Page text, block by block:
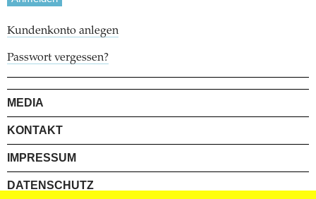
Kundenkonto anlegen
Passwort vergessen?
MEDIA
KONTAKT
IMPRESSUM
DATENSCHUTZ